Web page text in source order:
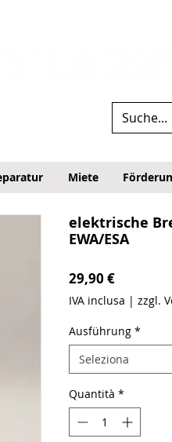
Miete
elektrische
EWA/ESA
29,90 €Prezzo
IVA inclusa | zzgl.
Ausführung *
Seleziona
Quantità *